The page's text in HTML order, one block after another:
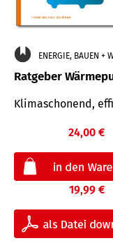
ENERGIE, BAUEN +
Ratgeber
Klimaschonend,
24,00 €
19,99 €